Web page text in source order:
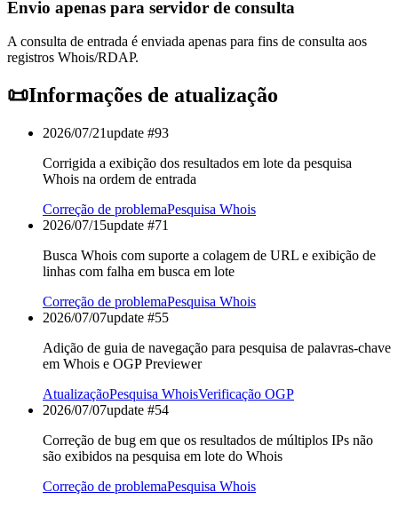
Envio apenas para servidor de consulta
A consulta de entrada é enviada apenas para fins de consulta aos
registros Whois/RDAP.
📜Informações de atualização
2026/07/21update #93
Corrigida a exibição dos resultados em lote da pesquisa
Whois na ordem de entrada
Correção de problemaPesquisa Whois
2026/07/15update #71
Busca Whois com suporte a colagem de URL e exibição de
linhas com falha em busca em lote
Correção de problemaPesquisa Whois
2026/07/07update #55
Adição de guia de navegação para pesquisa de palavras-chave
em Whois e OGP Previewer
AtualizaçãoPesquisa WhoisVerificação OGP
2026/07/07update #54
Correção de bug em que os resultados de múltiplos IPs não
são exibidos na pesquisa em lote do Whois
Correção de problemaPesquisa Whois